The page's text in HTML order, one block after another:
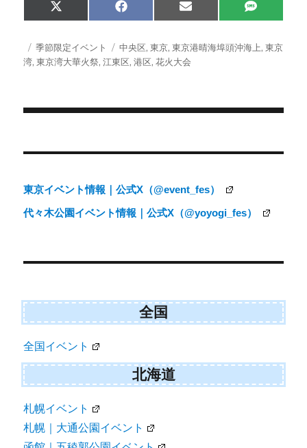
Share
on
X
(
w
i
t
)
Share
on
F
a
e
b
o
Share
on
E
m
i
l
Share
on
S
M
投
稿
カ
テ
季節限定イベント
タ
グ
中央区,東京,東京港晴海埠頭沖海上,東京
湾,東京湾大華火祭,江東区,港区,花火大会
稿
ビ
ゲ
シ
ン
東京イベント情報｜公式X（@event_fes）
代々木公園イベント情報｜公式X（@yoyogi_fes）
全国
全国イベント
北海道
札幌イベント
札幌｜大通公園イベント